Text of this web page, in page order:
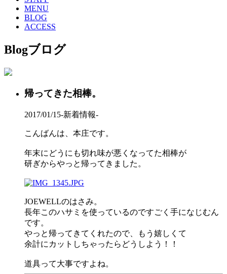
MENU
BLOG
ACCESS
Blogブログ
帰ってきた相棒。
2017/01/15-新着情報-
こんばんは、本庄です。
年末にどうにも切れ味が悪くなってた相棒が
研ぎからやっと帰ってきました。
JOEWELLのはさみ。
長年このハサミを使っているのですごく手になじむん
です。
やっと帰ってきてくれたので、もう嬉しくて
余計にカットしちゃったらどうしよう！！
道具って大事ですよね。